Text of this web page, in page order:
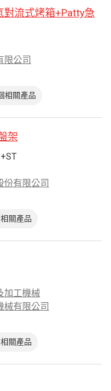
對流式烤箱+Patty急
限公司
相關產品
架
份有限公司
關產品
加工機械
械有限公司
關產品